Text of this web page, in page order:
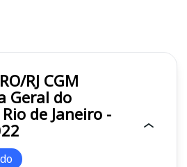
CGM
Geral do
de Janeiro -